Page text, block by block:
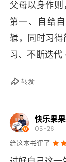
父母以身作
第一、自给
辑，同时习得
习、不断迭
转发
快乐果果
05-26
给这本书评了